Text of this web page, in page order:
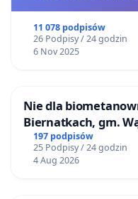
11 078 podpisów
26 Podpisy / 24 godzin
6 Nov 2025
Nie dla
Biernatkach, gm.
197 podpisów
25 Podpisy / 24 godzin
4 Aug 2026